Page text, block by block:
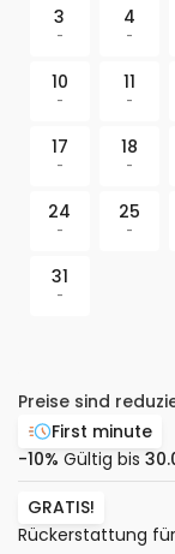
3
-
4
-
10
-
11
-
17
-
18
-
24
-
25
-
31
-
Preise sind
First minute
-10% Gültig bis
GRATIS!
Rückerstattung